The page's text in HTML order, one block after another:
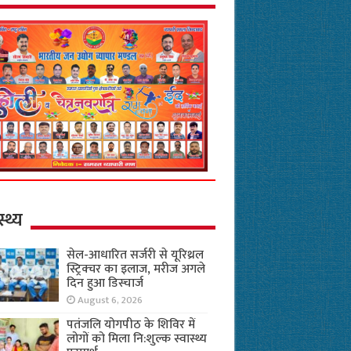
सेल-आधारित सर्जरी से यूरिथ्रल
स्ट्रिक्चर का इलाज, मरीज अगले
दिन हुआ डिस्चार्ज
August 6, 2026
पतंजलि योगपीठ के शिविर में
लोगों को मिला नि:शुल्क स्वास्थ्य